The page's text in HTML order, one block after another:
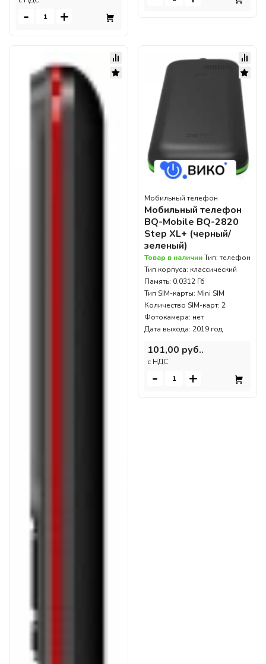
- +
Мобильный телефон
Мобильный телефон
BQ-Mobile BQ-2820
Step XL+ (черный/
зеленый)
Товар в наличииТип: телефон
Тип корпуса: классический
Память: 0.0312 Гб
Тип SIM-карты: Mini SIM
Количество SIM-карт: 2
Фотокамера: нет
Дата выхода: 2019 год
101,00 руб..
c НДС
- +